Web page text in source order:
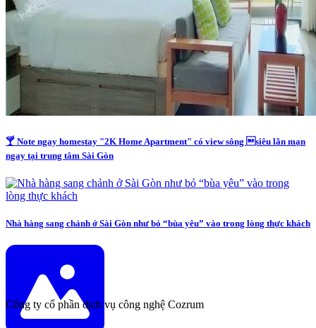
🍸 Note ngay homestay "2K Home Apartment" có view sông siêu lãn mạn
ngay tại trung tâm Sài Gòn
Nhà hàng sang chảnh ở Sài Gòn như bỏ “bùa yêu” vào trong lòng thực khách
Công ty cổ phần dịch vụ công nghệ Cozrum